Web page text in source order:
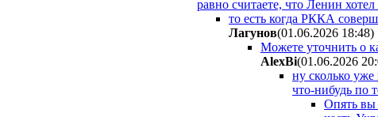
равно считаете, что Ленин
то есть когда РККА
Лaгyнoв(01.06.2026 18:48)
Можете уточнить о
AlexBi(01.06.2026
ну сколько
что-нибудь по
Опять вы